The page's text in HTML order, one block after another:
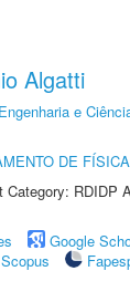
Algatti
e
DE FÍSICA
RDIDP
Google
Scopus